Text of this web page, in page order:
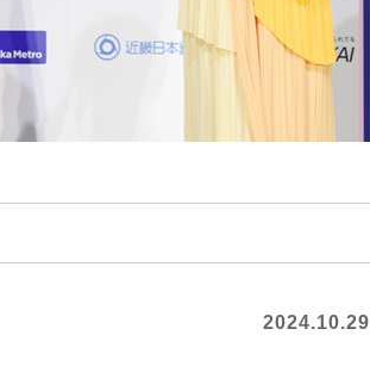
2024.10.29